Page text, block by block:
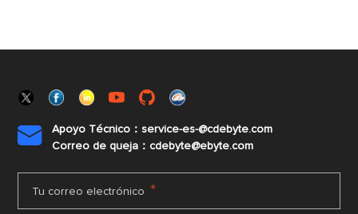

Apoyo Técnico：service-es-@cdebyte.com
Correo de queja：cdebyte@ebyte.com
Tu correo electrónico *